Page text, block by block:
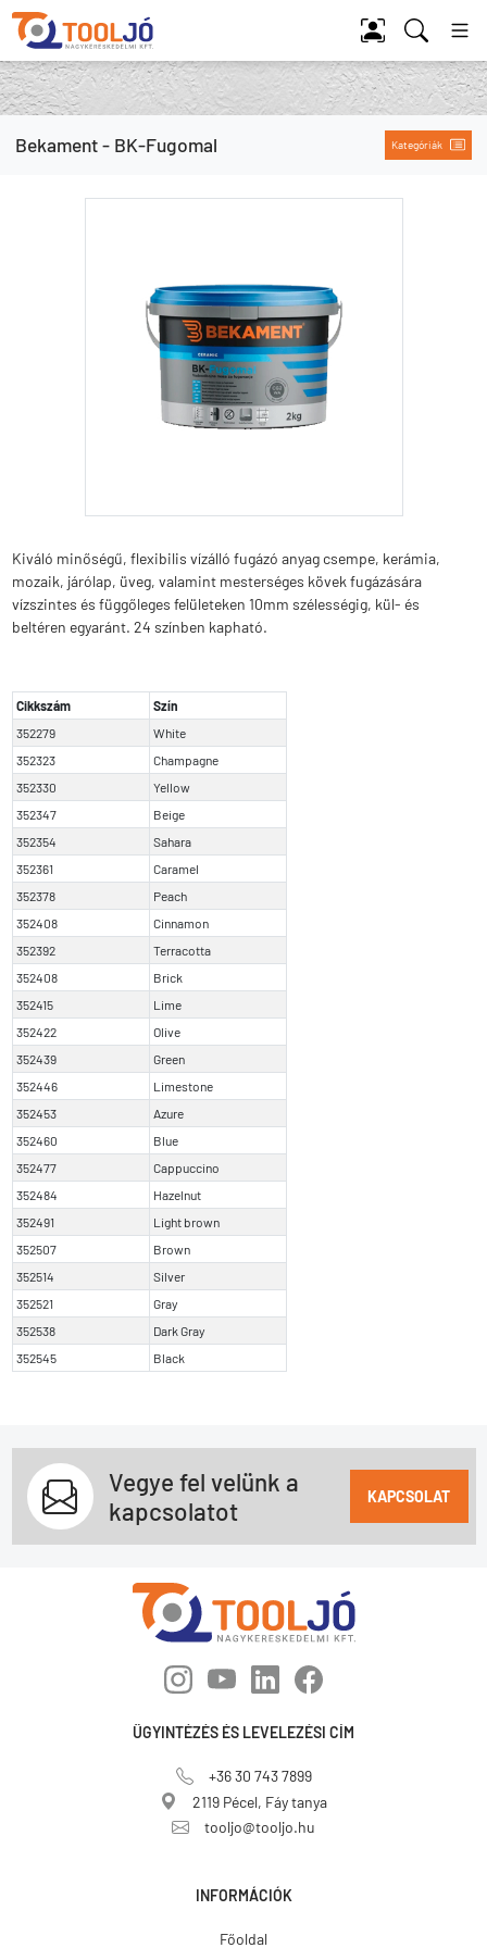
Tool Jó
Bekament - BK-Fugomal Kategóriák
Kiváló minőségű, flexibilis vízálló fugázó anyag csempe, kerámia,
mozaik, járólap, üveg, valamint mesterséges kövek fugázására
vízszintes és függőleges felületeken 10mm szélességig, kül- és
beltéren egyaránt. 24 színben kapható.
Cikkszám
Szín
352279
White
352323
Champagne
352330
Yellow
352347
Beige
352354
Sahara
352361
Caramel
352378
Peach
352408
Cinnamon
352392
Terracotta
352408
Brick
352415
Lime
352422
Olive
352439
Green
352446
Limestone
352453
Azure
352460
Blue
352477
Cappuccino
352484
Hazelnut
352491
Light brown
352507
Brown
352514
Silver
352521
Gray
352538
Dark Gray
352545
Black
Vegye fel velünk a
kapcsolatot
KAPCSOLAT
ÜGYINTÉZÉS ÉS LEVELEZÉSI CÍM
+36 30 743 7899
2119 Pécel, Fáy tanya
tooljo@tooljo.hu
INFORMÁCIÓK
Főoldal